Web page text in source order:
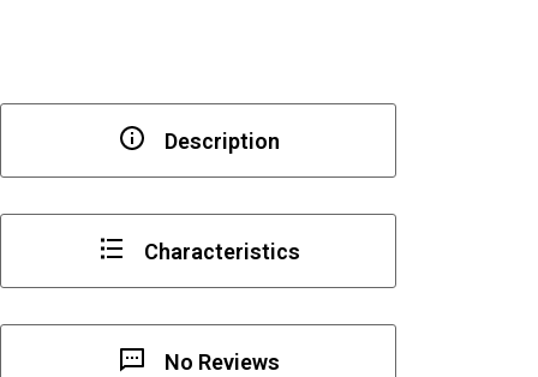
Description
Characteristics
No Reviews